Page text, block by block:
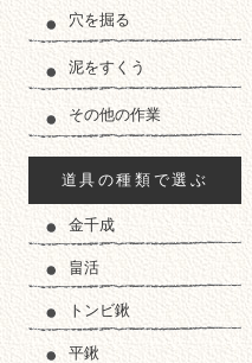
穴を掘る
泥をすくう
その他の作業
道具の種類で選ぶ
金千成
畠活
トンビ鍬
平鍬